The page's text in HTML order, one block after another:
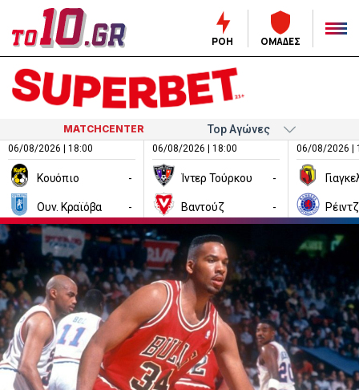
ΡΟΗ ΟΜΑΔΕΣ
MATCHCENTER
06/08/2026 | 18:00
Κουόπιο -
Ουν. Κραϊόβα -
06/08/2026 | 18:00
Ίντερ Τούρκου -
Βαντούζ -
06/08/2026 |